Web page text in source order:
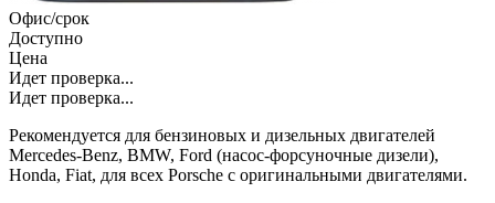
Офис/срок
Доступно
Цена
Идет проверка...
Идет проверка...
Рекомендуется для бензиновых и дизельных двигателей
Mercedes-Benz, BMW, Ford (насос-форсуночные дизели),
Honda, Fiat, для всех Porsche с оригинальными двигателями.